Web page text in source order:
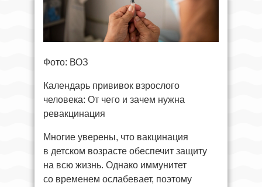
Фото: ВОЗ
Календарь прививок взрослого
человека: От чего и зачем нужна
ревакцинация
Многие уверены, что вакцинация
в детском возрасте обеспечит защиту
на всю жизнь. Однако иммунитет
со временем ослабевает, поэтому